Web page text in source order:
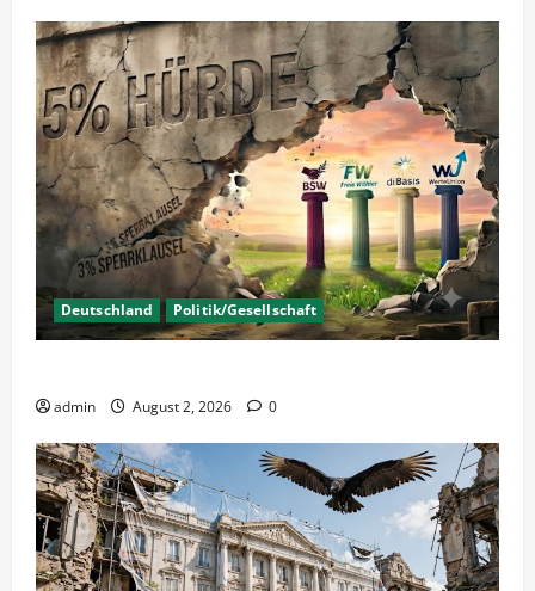
Deutschland Politik/Gesellschaft
admin August 2, 2026 0